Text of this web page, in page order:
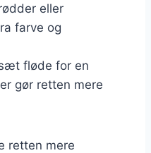
eller
farve og
fløde for en
gør retten mere
retten mere